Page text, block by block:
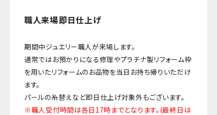
職人来場即日仕上げ
期間中ジュエリー職人が来場します。
通常ではお預かりになる修理やプラチナ製リフォーム枠
を用いたリフォームのお品物を当日お持ち帰りいただけ
ます。
パールの糸替えなど即日仕上げ対象外もございます。
※職人受付時間は各日17時までとなります。(最終日は